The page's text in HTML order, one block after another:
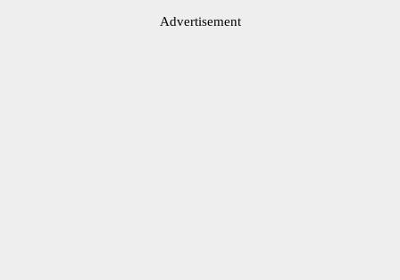
Advertisement